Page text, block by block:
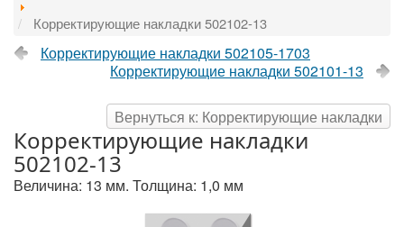
Корректирующие накладки 502102-13
Корректирующие накладки 502105-1703
Корректирующие накладки 502101-13
Вернуться к: Корректирующие накладки
Корректирующие накладки
502102-13
Величина: 13 мм. Толщина: 1,0 мм